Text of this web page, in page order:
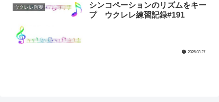
ウクレレ演奏
シンコペーションのリズムをキー
プ ウクレレ練習記録#191
2026.03.27